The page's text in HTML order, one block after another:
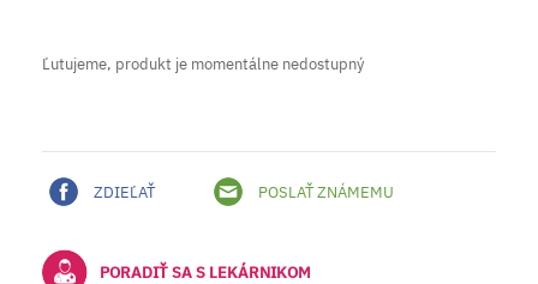
Ľutujeme, produkt je momentálne nedostupný
ZDIEĽAŤ POSLAŤ ZNÁMEMU
PORADIŤ SA S LEKÁRNIKOM